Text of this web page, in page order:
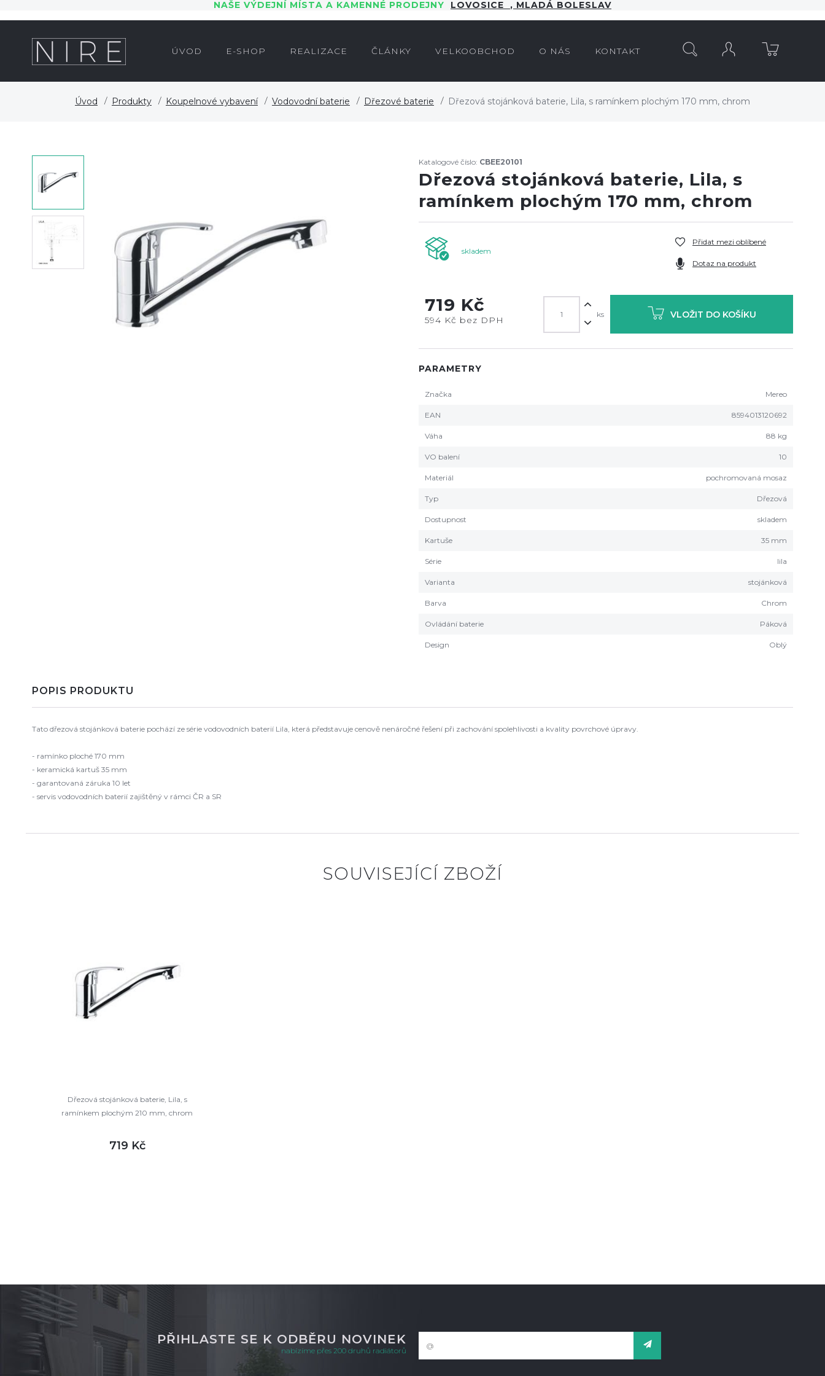
NAŠE VÝDEJNÍ MÍSTA A KAMENNÉ PRODEJNY LOVOSICE , MLADÁ BOLESLAV
ÚVOD E-SHOP REALIZACE ČLÁNKY VELKOOBCHOD O NÁS KONTAKT
Úvod Produkty Koupelnové vybavení Vodovodní baterie Dřezové baterie Dřezová stojánková baterie, Lila, s ramínkem plochým 170 mm, chrom
Katalogové číslo: CBEE20101
Dřezová stojánková baterie, Lila, s
ramínkem plochým 170 mm, chrom
skladem
Přidat mezi oblíbené
Dotaz na produkt
719 Kč
594 Kč bez DPH
ks VLOŽIT DO KOŠÍKU
PARAMETRY
Značka Mereo
EAN 8594013120692
Váha 88 kg
VO balení 10
Materiál pochromovaná mosaz
Typ Dřezová
Dostupnost skladem
Kartuše 35 mm
Série lila
Varianta stojánková
Barva Chrom
Ovládání baterie Páková
Design Oblý
POPIS PRODUKTU
Tato dřezová stojánková baterie pochází ze série vodovodních baterií Lila, která představuje cenově nenáročné řešení při zachování spolehlivosti a kvality povrchové úpravy.
- ramínko ploché 170 mm
- keramická kartuš 35 mm
- garantovaná záruka 10 let
- servis vodovodních baterií zajištěný v rámci ČR a SR
SOUVISEJÍCÍ ZBOŽÍ
Dřezová stojánková baterie, Lila, s
ramínkem plochým 210 mm, chrom
719 Kč
PŘIHLASTE SE K ODBĚRU NOVINEK
nabízíme přes 200 druhů radiátorů